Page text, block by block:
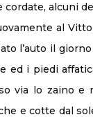
cordate, alcuni
al
l’auto il
ed i piedi
via lo zaino
e cotte dal